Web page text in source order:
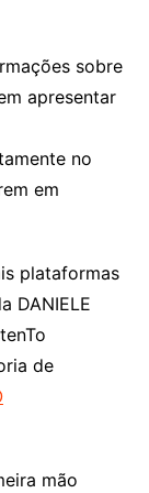
sobre
apresentar
no
em
plataformas
DANIELE
de
mão